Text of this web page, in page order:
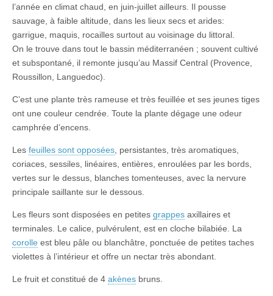
l’année en climat chaud, en juin-juillet ailleurs. Il pousse
sauvage, à faible altitude, dans les lieux secs et arides:
garrigue, maquis, rocailles surtout au voisinage du littoral.
On le trouve dans tout le bassin méditerranéen ; souvent cultivé
et subspontané, il remonte jusqu’au Massif Central (Provence,
Roussillon, Languedoc).
C’est une plante très rameuse et très feuillée et ses jeunes tiges
ont une couleur cendrée. Toute la plante dégage une odeur
camphrée d’encens.
Les feuilles sont opposées , persistantes, très aromatiques,
coriaces, sessiles, linéaires, entières, enroulées par les bords,
vertes sur le dessus, blanches tomenteuses, avec la nervure
principale saillante sur le dessous.
Les fleurs sont disposées en petites grappes axillaires et
terminales. Le calice, pulvérulent, est en cloche bilabiée. La
corolle est bleu pâle ou blanchâtre, ponctuée de petites taches
violettes à l’intérieur et offre un nectar très abondant.
Le fruit et constitué de 4 akènes bruns.